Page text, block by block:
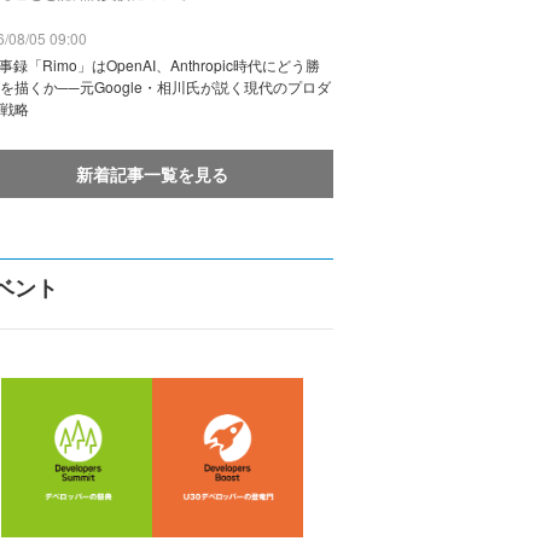
08/05 09:00
録「Rimo」はOpenAI、Anthropic時代にどう勝
描くか──元Google・相川氏が説く現代のプロダ
略
新着記事一覧を見る
ント